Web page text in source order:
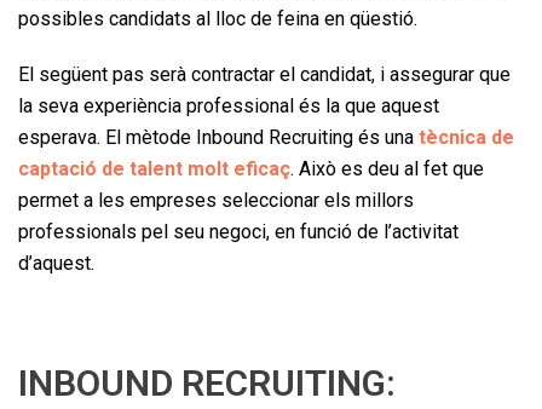
possibles candidats al lloc de feina en qüestió.
El següent pas serà contractar el candidat, i assegurar que
la seva experiència professional és la que aquest
esperava. El mètode Inbound Recruiting és una tècnica de
captació de talent molt eficaç. Això es deu al fet que
permet a les empreses seleccionar els millors
professionals pel seu negoci, en funció de l’activitat
d’aquest.
INBOUND RECRUITING: